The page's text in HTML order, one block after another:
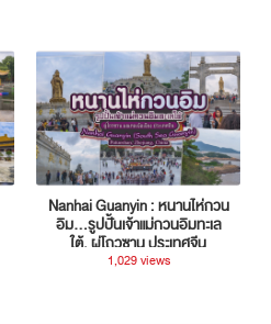
Nanhai Guanyin : หนานไห่กวน
อิม...รูปปั้นเจ้าแม่กวนอิมทะเล
ใต้, ผู่โถวซาน ประเทศจีน
1,029 views